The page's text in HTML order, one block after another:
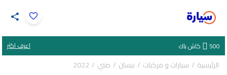
1
/
34 500 كاش باك اعرف اكثر
الرئيسية سيارات و مركبات نيسان صني 2022